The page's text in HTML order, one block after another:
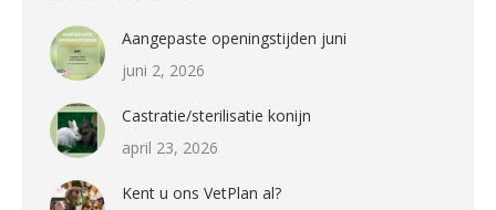
Aangepaste openingstijden juni
juni 2, 2026
Castratie/sterilisatie konijn
april 23, 2026
Kent u ons VetPlan al?